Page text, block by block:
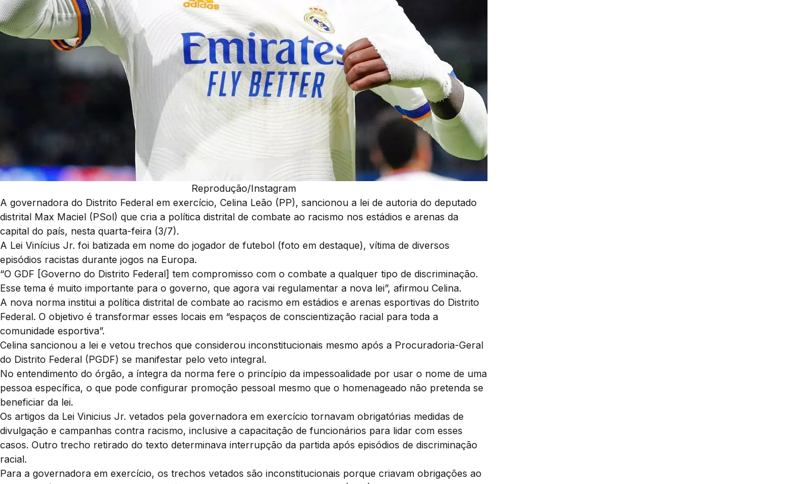
Reprodução/Instagram
A governadora do Distrito Federal em exercício, Celina Leão (PP), sancionou a lei de autoria do deputado
distrital Max Maciel (PSol) que cria a política distrital de combate ao racismo nos estádios e arenas da
capital do país, nesta quarta-feira (3/7).
A Lei Vinícius Jr. foi batizada em nome do jogador de futebol (foto em destaque), vítima de diversos
episódios racistas durante jogos na Europa.
“O GDF [Governo do Distrito Federal] tem compromisso com o combate a qualquer tipo de discriminação.
Esse tema é muito importante para o governo, que agora vai regulamentar a nova lei”, afirmou Celina.
A nova norma institui a política distrital de combate ao racismo em estádios e arenas esportivas do Distrito
Federal. O objetivo é transformar esses locais em “espaços de conscientização racial para toda a
comunidade esportiva”.
Celina sancionou a lei e vetou trechos que considerou inconstitucionais mesmo após a Procuradoria-Geral
do Distrito Federal (PGDF) se manifestar pelo veto integral.
No entendimento do órgão, a íntegra da norma fere o princípio da impessoalidade por usar o nome de uma
pessoa específica, o que pode configurar promoção pessoal mesmo que o homenageado não pretenda se
beneficiar da lei.
Os artigos da Lei Vinicius Jr. vetados pela governadora em exercício tornavam obrigatórias medidas de
divulgação e campanhas contra racismo, inclusive a capacitação de funcionários para lidar com esses
casos. Outro trecho retirado do texto determinava interrupção da partida após episódios de discriminação
racial.
Para a governadora em exercício, os trechos vetados são inconstitucionais porque criavam obrigações ao